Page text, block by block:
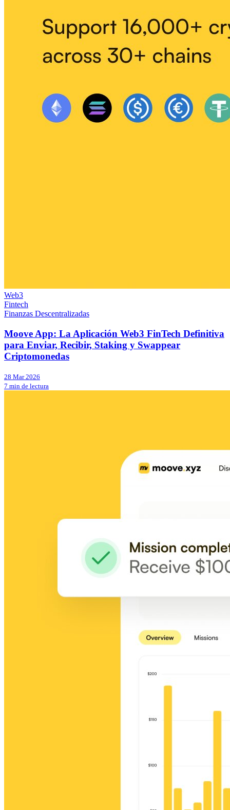
Web3
Fintech
Finanzas Descentralizadas
Moove App: La Aplicación Web3 FinTech Definitiva
para Enviar, Recibir, Staking y Swappear
Criptomonedas
28 Mar 2026
7 min de lectura